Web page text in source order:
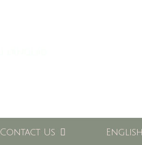
Contact Us English